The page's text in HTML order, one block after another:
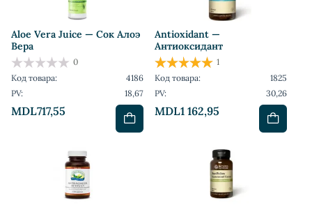
Aloe Vera Juice — Сок Алоэ
Вера
MDL717,55
0
Код товара:
4186
PV:
18,67
Antioxidant —
Антиоксидант
MDL1 162,95
1
Код товара:
1825
PV:
30,26